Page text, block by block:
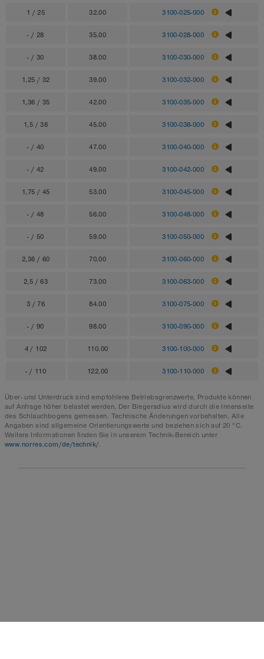
1 / 25 32.00 3100-025-000
- / 28 35.00 3100-028-000
- / 30 38.00 3100-030-000
1,25 / 32 39.00 3100-032-000
1,36 / 35 42.00 3100-035-000
1,5 / 38 45.00 3100-038-000
- / 40 47.00 3100-040-000
- / 42 49.00 3100-042-000
1,75 / 45 53.00 3100-045-000
- / 48 56.00 3100-048-000
- / 50 59.00 3100-050-000
2,36 / 60 70.00 3100-060-000
2,5 / 63 73.00 3100-063-000
3 / 76 84.00 3100-075-000
- / 90 98.00 3100-090-000
4 / 102 110.00 3100-100-000
- / 110 122.00 3100-110-000
Über- und Unterdruck sind empfohlene Betriebsgrenzwerte, Produkte können
auf Anfrage höher belastet werden. Der Biegeradius wird durch die Innenseite
des Schlauchbogens gemessen. Technische Änderungen vorbehalten. Alle
Angaben sind allgemeine Orientierungswerte und beziehen sich auf 20 °C.
Weitere Informationen finden Sie in unserem Technik-Bereich unter
www.norres.com/de/technik/.